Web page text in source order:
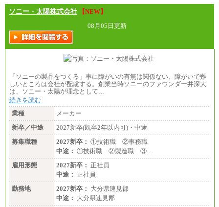
分県、長崎県、熊本県、宮崎県、鹿児島県、沖縄
県、福島県、山形県
◆パート・アルバイト
時給制：最低時給額 1,050円～ ※勤務地により異な
る。
【エアサーブ】
月給223,000円～
ソニー・太陽株式会社
【NEW】
08月05日更新
「ソニーの製品をつくる」事に障がいの有無は関係ない、障がいで難
しいところは会社が配慮する。創業当時ソニーのファウンダー井深大
は、ソニー・太陽が理念として…
続きを読む
業種
メーカー
新卒／中途
2027新卒(既卒2年以内可)・中途
募集職種
2027新卒： ①技術職 ②事務職
中途： ①技術職 ②製造職 ③…
雇用形態
2027新卒： 正社員
中途： 正社員
勤務地
2027新卒： 大分県速見郡
中途： 大分県速見郡